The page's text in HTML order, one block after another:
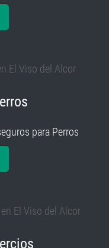
para Perros